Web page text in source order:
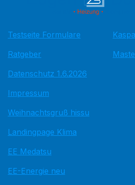
Testseite Formulare
Ratgeber
Datenschutz 1.6.2026
Impressum
Weihnachtsgruß hissu
Landingpage Klima
EE Medatsu
EE-Energie neu